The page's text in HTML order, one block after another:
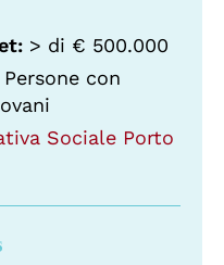
> di € 500.000
con
Sociale Porto